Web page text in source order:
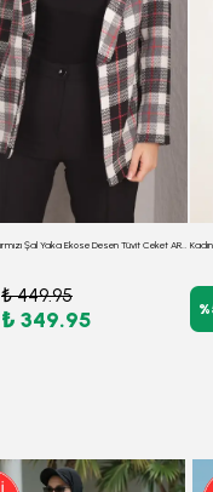
Kadın Siyah-Kırmızı Şal Yaka Ekose Desen Tüvit Ceket ARM-24K001048
₺ 449.95
₺ 349.95 %